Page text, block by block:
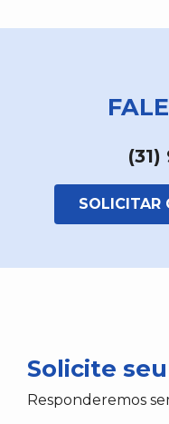
SOLICITAR
Solicite
Responderemos